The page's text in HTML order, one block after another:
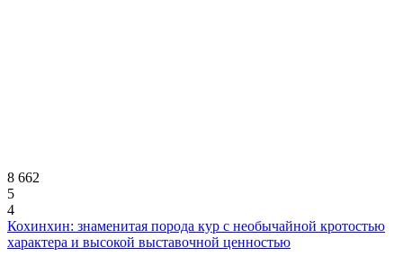
8 662
5
4
Кохинхин: знаменитая порода кур с необычайной кротостью
характера и высокой выставочной ценностью